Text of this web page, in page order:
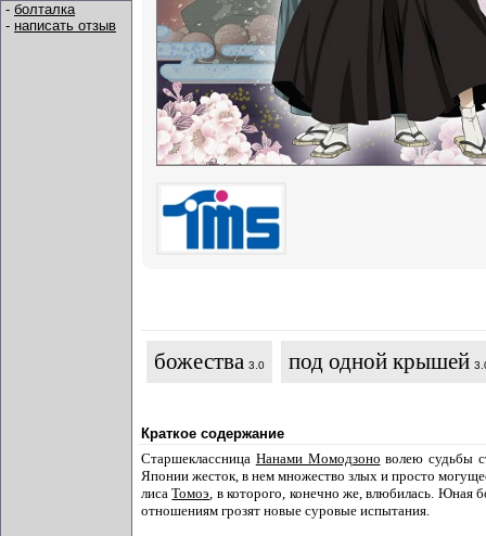
- болталка
- написать отзыв
божества 3.0 под одной крышей
Краткое содержание
Старшеклассница Нанами Момодзоно волею судьбы
Японии жесток, в нем множество злых и просто
лисаТомоэ, в которого, конечно же, влюбилась. Юная
отношениям грозят новые суровые испытания.